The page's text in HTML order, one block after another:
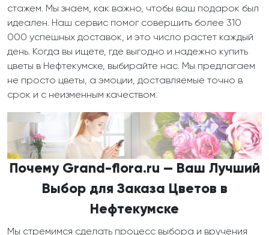
стажем. Мы знаем, как важно, чтобы ваш подарок был
идеален. Наш сервис помог совершить более 310
000 успешных доставок, и это число растет каждый
день. Когда вы ищете, где выгодно и надежно купить
цветы в Нефтекумске, выбирайте нас. Мы предлагаем
не просто цветы, а эмоции, доставляемые точно в
срок и с неизменным качеством.
Почему Grand-flora.ru — Ваш Лучший
Выбор для Заказа Цветов в
Нефтекумске
Мы стремимся сделать процесс выбора и вручения